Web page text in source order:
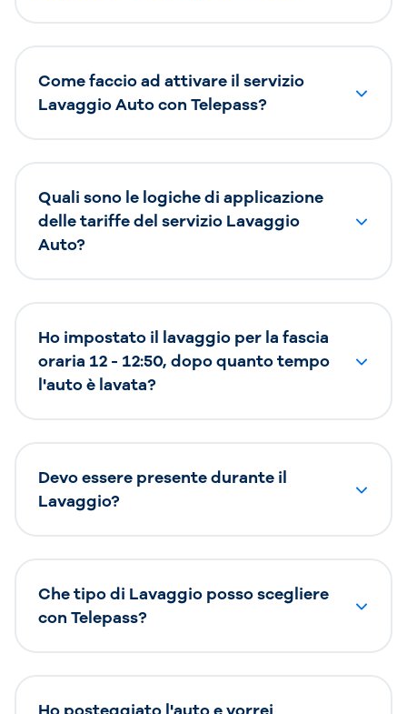
Come faccio ad attivare il servizio
Lavaggio Auto con Telepass?
Quali sono le logiche di applicazione
delle tariffe del servizio Lavaggio
Auto?
Ho impostato il lavaggio per la fascia
oraria 12 - 12:50, dopo quanto tempo
l'auto è lavata?
Devo essere presente durante il
Lavaggio?
Che tipo di Lavaggio posso scegliere
con Telepass?